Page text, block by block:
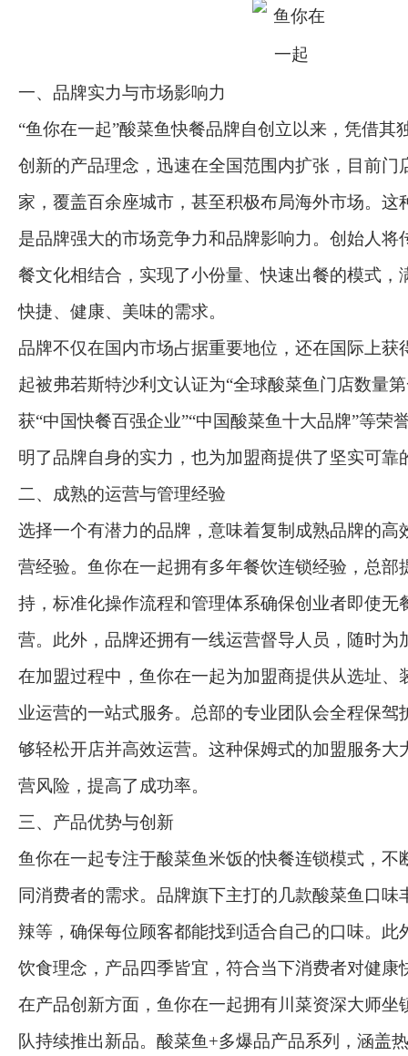
一、品牌实力与市场影响力
“鱼你在一起”酸菜鱼快餐品牌自创立以来，凭借其
创新的产品理念，迅速在全国范围内扩张，目前门
家，覆盖百余座城市，甚至积极布局海外市场。这
是品牌强大的市场竞争力和品牌影响力。创始人将
餐文化相结合，实现了小份量、快速出餐的模式，
快捷、健康、美味的需求。
品牌不仅在国内市场占据重要地位，还在国际上获
起被弗若斯特沙利文认证为“全球酸菜鱼门店数量
获“中国快餐百强企业”“中国酸菜鱼十大品牌”等荣
明了品牌自身的实力，也为加盟商提供了坚实可靠
二、成熟的运营与管理经验
选择一个有潜力的品牌，意味着复制成熟品牌的高
营经验。鱼你在一起拥有多年餐饮连锁经验，总部
持，标准化操作流程和管理体系确保创业者即使无
营。此外，品牌还拥有一线运营督导人员，随时为
在加盟过程中，鱼你在一起为加盟商提供从选址、
业运营的一站式服务。总部的专业团队会全程保驾
够轻松开店并高效运营。这种保姆式的加盟服务大
营风险，提高了成功率。
三、产品优势与创新
鱼你在一起专注于酸菜鱼米饭的快餐连锁模式，不
同消费者的需求。品牌旗下主打的几款酸菜鱼口味
辣等，确保每位顾客都能找到适合自己的口味。此
饮食理念，产品四季皆宜，符合当下消费者对健康
在产品创新方面，鱼你在一起拥有川菜资深大师坐
队持续推出新品。酸菜鱼+多爆品产品系列，涵盖